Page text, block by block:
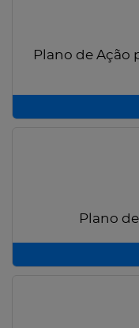
Plano de Ação
Plano